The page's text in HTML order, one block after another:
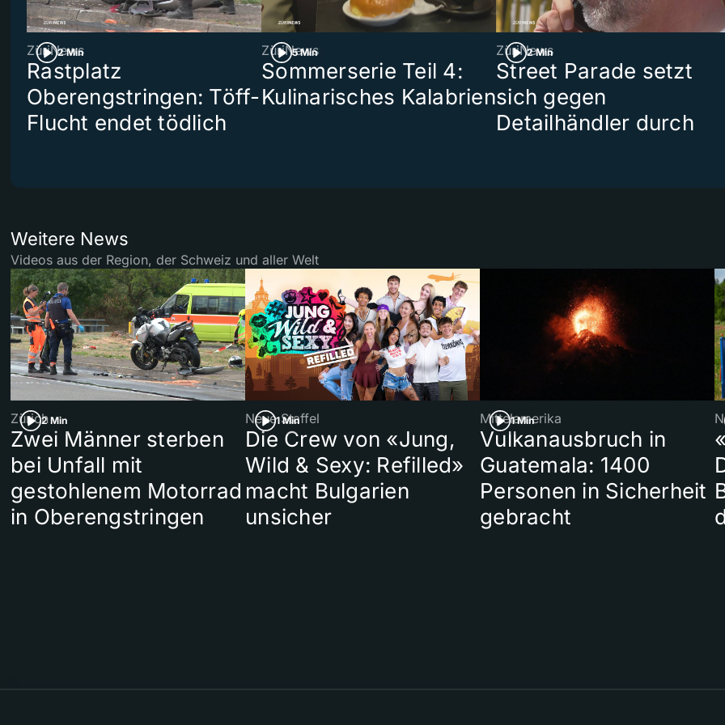
2 Min
ZüriNews
Rastplatz
Oberengstringen: Töff-
Flucht endet tödlich
5 Min
ZüriNews
Sommerserie Teil 4:
Kulinarisches Kalabrien
2 Min
ZüriNews
Street Parade setzt
sich gegen
Detailhändler durch
Weitere News
Videos aus der Region, der Schweiz und aller Welt
2 Min
Zürich
Zwei Männer sterben
bei Unfall mit
gestohlenem Motorrad
in Oberengstringen
1 Min
Neue Staffel
Die Crew von «Jung,
Wild & Sexy: Refilled»
macht Bulgarien
unsicher
1 Min
Mittelamerika
Vulkanausbruch in
Guatemala: 1400
Personen in Sicherheit
gebracht